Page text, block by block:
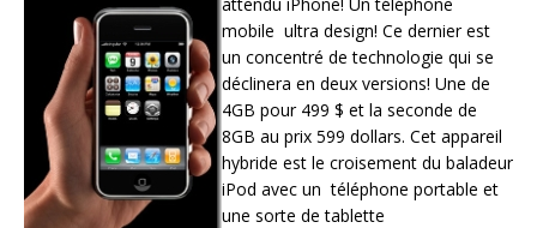
mobile ultra design! Ce dernier est
un concentré de technologie qui se
déclinera en deux versions! Une de
4GB pour 499 $ et la seconde de
8GB au prix 599 dollars. Cet appareil
hybride est le croisement du baladeur
iPod avec un téléphone portable et
une sorte de tablette